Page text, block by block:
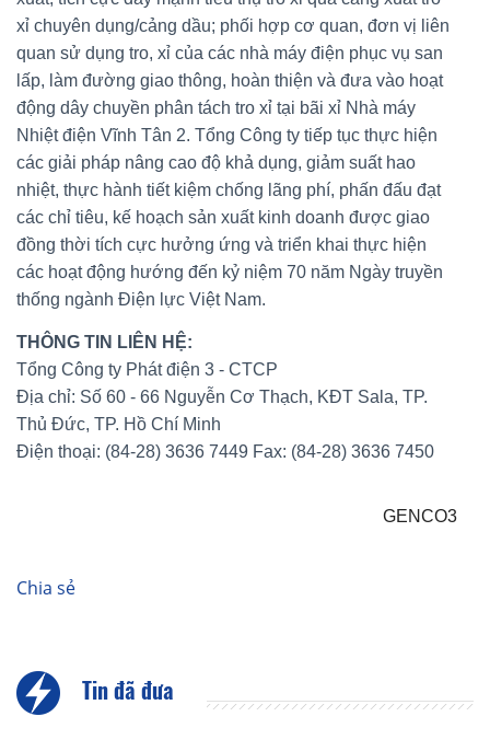
xỉ chuyên dụng/cảng dầu; phối hợp cơ quan, đơn vị liên
quan sử dụng tro, xỉ của các nhà máy điện phục vụ san
lấp, làm đường giao thông, hoàn thiện và đưa vào hoạt
động dây chuyền phân tách tro xỉ tại bãi xỉ Nhà máy
Nhiệt điện Vĩnh Tân 2. Tổng Công ty tiếp tục thực hiện
các giải pháp nâng cao độ khả dụng, giảm suất hao
nhiệt, thực hành tiết kiệm chống lãng phí, phấn đấu đạt
các chỉ tiêu, kế hoạch sản xuất kinh doanh được giao
đồng thời tích cực hưởng ứng và triển khai thực hiện
các hoạt động hướng đến kỷ niệm 70 năm Ngày truyền
thống ngành Điện lực Việt Nam.
THÔNG TIN LIÊN HỆ:
Tổng Công ty Phát điện 3 - CTCP
Địa chỉ: Số 60 - 66 Nguyễn Cơ Thạch, KĐT Sala, TP.
Thủ Đức, TP. Hồ Chí Minh
Điện thoại: (84-28) 3636 7449 Fax: (84-28) 3636 7450
GENCO3
Chia sẻ
Tin đã đưa